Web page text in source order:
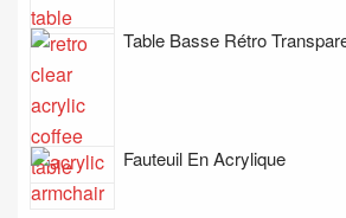
Table Basse Rétro
Fauteuil En Acrylique